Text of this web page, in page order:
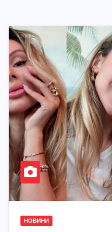
НОВИНИ